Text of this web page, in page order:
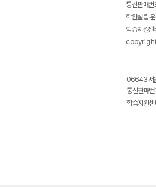
통신판매
학원설립·
학습지원
06643 서
통신판매
학습지원